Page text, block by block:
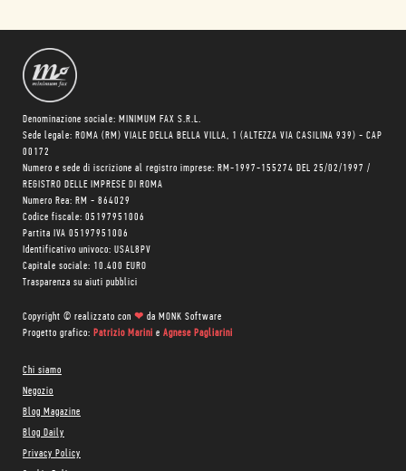
Denominazione sociale: MINIMUM FAX S.R.L.
Sede legale: ROMA (RM) VIALE DELLA BELLA VILLA, 1 (ALTEZZA VIA CASILINA 939) - CAP
00172
Numero e sede di iscrizione al registro imprese: RM-1997-155274 DEL 25/02/1997 /
REGISTRO DELLE IMPRESE DI ROMA
Numero Rea: RM - 864029
Codice fiscale: 05197951006
Partita IVA 05197951006
Identificativo univoco: USAL8PV
Capitale sociale: 10.400 EURO
Trasparenza su aiuti pubblici
Copyright © realizzato con ❤ da MONK Software
Progetto grafico: Patrizio Marini e Agnese Pagliarini
Chi siamo
Negozio
Blog Magazine
Blog Daily
Privacy Policy